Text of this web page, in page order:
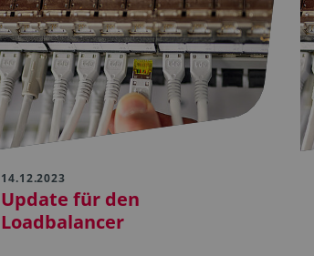
14.12.2023
Update für den
Loadbalancer